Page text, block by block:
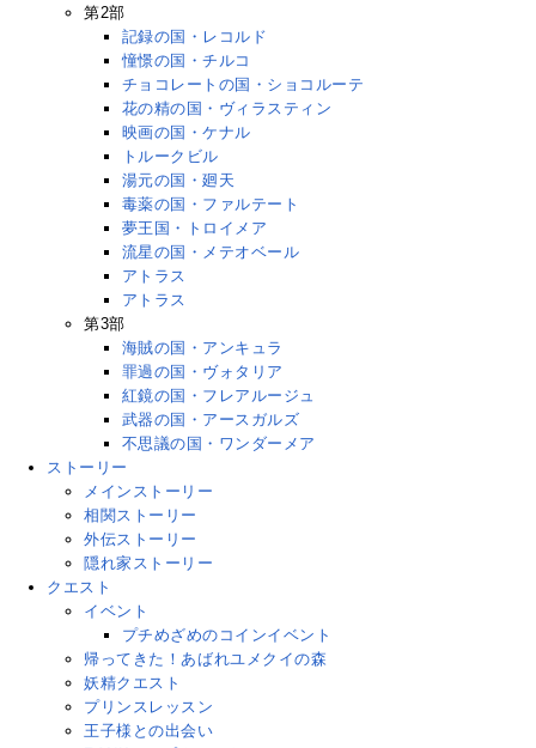
第2部
記録の国・レコルド
憧憬の国・チルコ
チョコレートの国・ショコルーテ
花の精の国・ヴィラスティン
映画の国・ケナル
トルークビル
湯元の国・廻天
毒薬の国・ファルテート
夢王国・トロイメア
流星の国・メテオベール
アトラス
アトラス
第3部
海賊の国・アンキュラ
罪過の国・ヴォタリア
紅鏡の国・フレアルージュ
武器の国・アースガルズ
不思議の国・ワンダーメア
ストーリー
メインストーリー
相関ストーリー
外伝ストーリー
隠れ家ストーリー
クエスト
イベント
プチめざめのコインイベント
帰ってきた！あばれユメクイの森
妖精クエスト
プリンスレッスン
王子様との出会い